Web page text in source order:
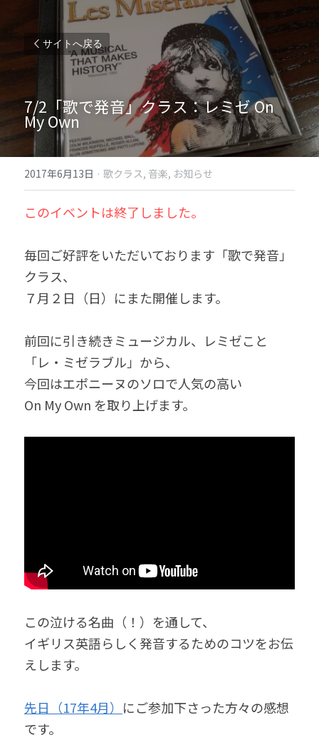
サイトへ戻る
7/2「歌で発音」クラス：レミゼ On
My Own
2017年6月13日 · 歌クラス, 音楽, お知らせ
このイベントは終了しました。
毎回ご好評をいただいております「歌で発音」
クラス、
７月２日（日）にまた開催します。
前回に引き続きミュージカル、レミゼこと
「レ・ミゼラブル」から、
今回はエポニーヌのソロで人気の高い
On My Own を取り上げます。
この泣ける名曲（！）を通して、
イギリス英語らしく発音するためのコツをお伝
えします。
先日（17年4月） にご参加下さった方々の感想
です。